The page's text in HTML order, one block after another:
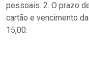
pessoais. 2. O prazo
cartão e vencimento
15,00.